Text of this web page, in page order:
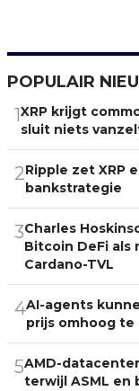
POPULAIR
1XRP krijgt
sluit niets
2Ripple zet XRP
bankstrategie
3Charles
Bitcoin DeFi als
Cardano-TVL
4AI-agents
prijs omhoog te
5AMD-
terwijl ASML